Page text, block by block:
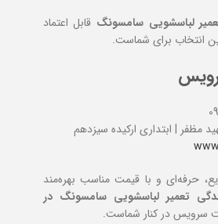
لباسشویی سامسونگ قابل اعتماد
انتخاب برای شماست.
مظفر | ابتداری ارکیده سیزدهم
حرفه‌ای و با قیمت مناسب بهره‌مند
تعمیر لباسشویی سامسونگ در
سرویس در کنار شماست.